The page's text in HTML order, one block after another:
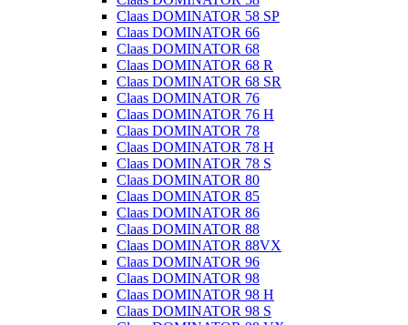
Claas DOMINATOR 58 SP
Claas DOMINATOR 66
Claas DOMINATOR 68
Claas DOMINATOR 68 R
Claas DOMINATOR 68 SR
Claas DOMINATOR 76
Claas DOMINATOR 76 H
Claas DOMINATOR 78
Claas DOMINATOR 78 H
Claas DOMINATOR 78 S
Claas DOMINATOR 80
Claas DOMINATOR 85
Claas DOMINATOR 86
Claas DOMINATOR 88
Claas DOMINATOR 88VX
Claas DOMINATOR 96
Claas DOMINATOR 98
Claas DOMINATOR 98 H
Claas DOMINATOR 98 S